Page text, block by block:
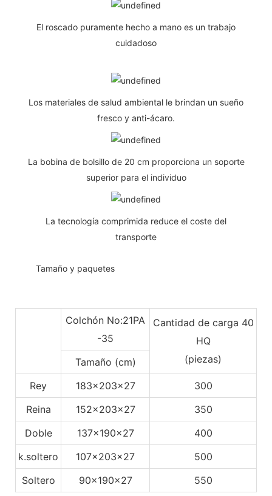
El roscado puramente hecho a mano es un trabajo
cuidadoso
Los materiales de salud ambiental le brindan un sueño
fresco y anti-ácaro.
La bobina de bolsillo de 20 cm proporciona un soporte
superior para el individuo
La tecnología comprimida reduce el coste del
transporte
Tamaño y paquetes
Colchón No:21PA
-35
Cantidad de carga 40
HQ
(piezas)
Tamaño (cm)
Rey
183x203x27
300
Reina
152x203x27
350
Doble
137x190x27
400
k.soltero
107x203x27
500
Soltero
90x190x27 550